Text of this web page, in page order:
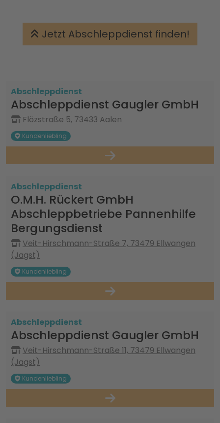
Jetzt Abschleppdienst finden!
Abschleppdienst
Abschleppdienst Gaugler GmbH
Flözstraße 5, 73433 Aalen
Kundenliebling
Abschleppdienst
O.M.H. Rückert GmbH
Abschleppbetriebe Pannenhilfe
Bergungsdienst
Veit-Hirschmann-Straße 7, 73479 Ellwangen
(Jagst)
Kundenliebling
Abschleppdienst
Abschleppdienst Gaugler GmbH
Veit-Hirschmann-Straße 11, 73479 Ellwangen
(Jagst)
Kundenliebling